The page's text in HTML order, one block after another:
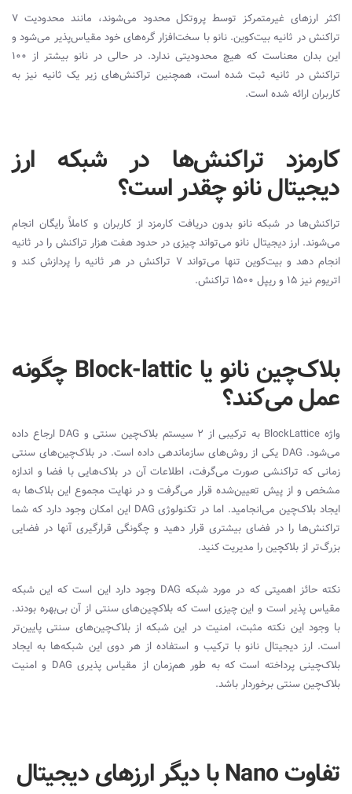
اکثر ارزهای غیرمتمرکز توسط پروتکل محدود می‌شوند، مانند محدودیت ۷
تراکنش در ثانیه بیت‌کوین. نانو با سخت‌افزار گره‌های خود مقیاس‌پذیر می‌شود و
این بدان معناست که هیچ محدودیتی ندارد. در حالی در نانو بیشتر از ۱۰۰
تراکنش در ثانیه ثبت شده است، همچنین تراکنش‌های زیر یک ثانیه نیز به
کاربران ارائه شده است.
کارمزد تراکنش‌ها در شبکه ارز
دیجیتال نانو چقدر است؟
تراکنش‌‌ها در شبکه نانو بدون دریافت کارمزد از کاربران و کاملاً رایگان انجام
می‌شوند. ارز دیجیتال نانو می‌تواند چیزی در حدود هفت هزار تراکنش را در ثانیه
انجام دهد و بیت‌کوین تنها می‌تواند 7 تراکنش در هر ثانیه را پردازش کند و
اتریوم نیز 15 و ریپل 1500 تراکنش.
بلاک‌چین نانو یا Block-lattic چگونه
عمل می‌کند؟
واژه BlockLattice به ترکیبی از 2 سیستم بلاک‌چین سنتی و DAG ارجاع داده
می‌شود. DAG یکی از روش‌های سازماندهی داده است. در بلاک‌چین‌های سنتی
زمانی که تراکنشی صورت می‌گرفت، اطلاعات آن در بلاک‌هایی با فضا و اندازه
مشخص و از پیش تعیین‌شده قرار می‌گرفت و در نهایت مجموع این بلاک‌ها به
ایجاد بلا‌ک‌چین می‌انجامید. اما در تکنولوژی DAG این امکان وجود دارد که شما
تراکنش‌ها را در فضای بیشتری قرار دهید و چگونگی قرارگیری آنها در فضایی
بزرگ‌تر از بلاکچین را مدیریت کنید.
نکته حائز اهمیتی که در مورد شبکه DAG وجود دارد این است که این شبکه
مقیاس پذیر است و این چیزی است که بلاکچین‌های سنتی از آن بی‌بهره بودند.
با وجود این نکته مثبت، امنیت در این شبکه از بلاک‌چین‌های سنتی پایین‌تر
است. ارز دیجیتال نانو با ترکیب و استفاده از هر دوی این شبکه‌ها به ایجاد
بلاک‌چینی پرداخته است که به طور هم‌زمان از مقیاس پذیری DAG و امنیت
بلاک‌چین سنتی برخوردار باشد.
تفاوت Nano با دیگر ارزهای دیجیتال